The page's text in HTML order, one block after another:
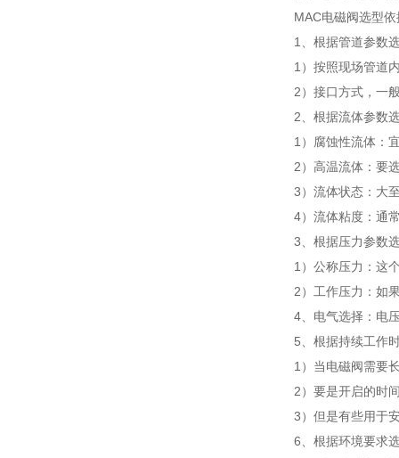
MAC电磁阀选型
1、根据管道参数
1）按照现场管道
2）接口方式，一
2、根据流体参数
1）腐蚀性流体：
2）高温流体：要
3）流体状态：大
4）流体粘度：通
3、根据压力参数
1）公称压力：这
2）工作压力：如
4、电气选择：电
5、根据持续工作
1）当电磁阀需要
2）要是开启的时
3）但是有些用于
6、根据环境要求